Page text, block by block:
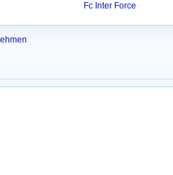
Fc Inter Force